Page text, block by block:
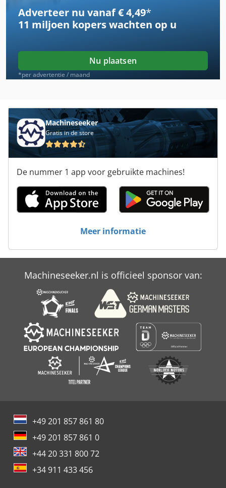
Case Ih 5140
Case Ih 7120
Case Ih 7130
Case Ih 7220
Case Ih 833 A
Case Ih 844 S
Case Ih 844 Xla
Case Ih 8930
Case Ih Cvx 1190
Case Ih Maxxum 140
Case Ih Maxxum 5120
Case Ih Maxxum 5140
Adverteer nu vanaf € 4,49*
11 miljoen koperswachten op u
Nu plaatsen
*per advertentie / maand
Machineseeker
Gratis in de store
De nummer 1 app voor gebruikte machines!
Meer informatie
Machineseeker.nl is officieel sponsor van:
+49 201 857 861 80
+49 201 857 861 0
+44 20 331 800 72
+34 911 433 456